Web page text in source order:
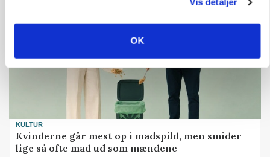
OK
KULTUR
Kvinderne går mest op i madspild, men smider
lige så ofte mad ud som mændene